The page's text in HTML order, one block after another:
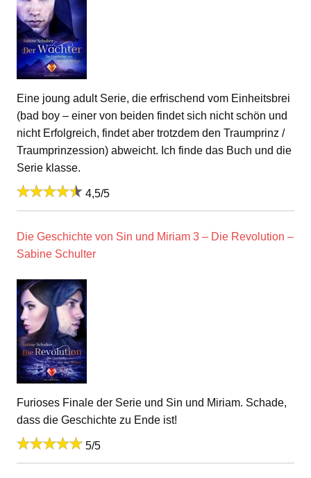
Eine joung adult Serie, die erfrischend vom Einheitsbrei
(bad boy – einer von beiden findet sich nicht schön und
nicht Erfolgreich, findet aber trotzdem den Traumprinz /
Traumprinzession) abweicht. Ich finde das Buch und die
Serie klasse.
4,5/5
Die Geschichte von Sin und Miriam 3 – Die Revolution –
Sabine Schulter
Furioses Finale der Serie und Sin und Miriam. Schade,
dass die Geschichte zu Ende ist!
5/5